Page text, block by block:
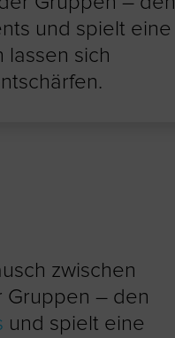
und spielt eine
lassen sich
zwischen
Gruppen – den
und spielt eine